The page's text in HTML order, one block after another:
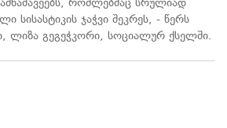
სისასტიკის ჯაჭვი შეკრეს, - წერს
ლიზა გეგეჭკორი, სოციალურ ქსელში.